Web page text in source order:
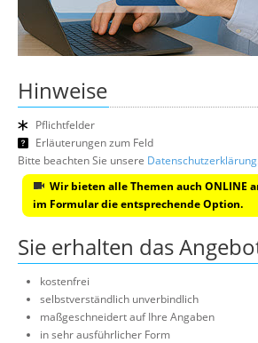
Hinweise
Pflichtfelder
Erläuterungen zum Feld
Bitte beachten Sie unsere Datenschutzerklärung
Wir bieten alle Themen auch ONLINE
im Formular die entsprechende Option.
Sie erhalten das
kostenfrei
selbstverständlich unverbindlich
maßgeschneidert auf Ihre Angaben
in sehr ausführlicher Form